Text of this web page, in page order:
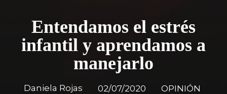
Entendamos el estrés
infantil y aprendamos a
manejarlo
Daniela Rojas 02/07/2020 OPINIÓN